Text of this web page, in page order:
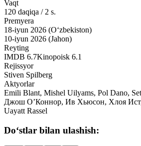
Vaqt
120 daqiqa /2 s.
Premyera
18-iyun 2026 (O‘zbekiston)
10-iyun 2026 (Jahon)
Reyting
IMDB 6.7Kinopoisk 6.1
Rejissyor
Stiven Spilberg
Aktyorlar
Emili Blant, Mishel Uilyams, Pol Dano,
Джош О’Коннор, Ив Хьюсон, Хлоя Ист,
Uayatt Rassel
Do‘stlar bilan ulashish: